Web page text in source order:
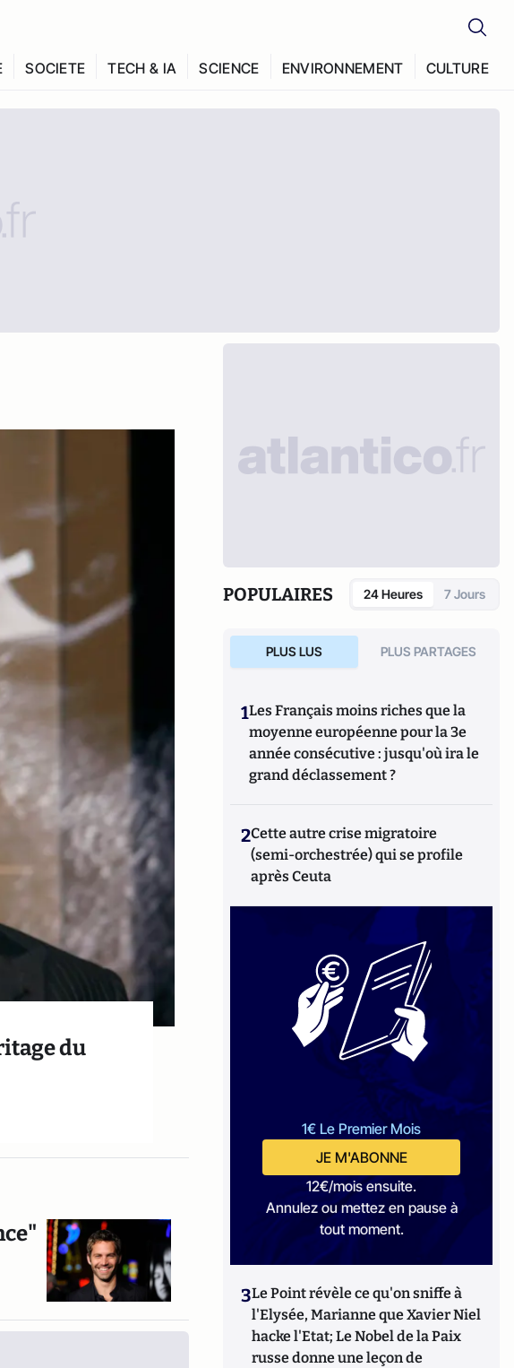
SOCIETE TECH & IA SCIENCE ENVIRONNEMENT CULTURE
du
POPULAIRES 24 Heures 7 Jours
PLUS LUS PLUS PARTAGES
1Les Français moins riches que la
moyenne européenne pour la 3e
année consécutive : jusqu'où ira le
grand déclassement ?
2Cette autre crise migratoire
(semi-orchestrée) qui se profile
après Ceuta
1€ Le Premier Mois
JE M'ABONNE
12€/mois ensuite.
Annulez ou mettez en pause à
tout moment.
3Le Point révèle ce qu'on sniffe à
l'Elysée, Marianne que Xavier Niel
hacke l'Etat; Le Nobel de la Paix
russe donne une leçon de